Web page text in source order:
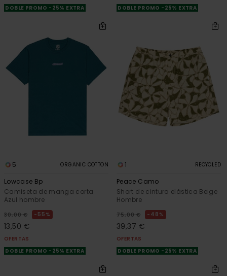
DOBLE PROMO -25% EXTRA
DOBLE PROMO -25% EXTRA
5 ORGANIC COTTON
Lowcase Bp
Camiseta de manga corta
Azul hombre
30,00 € 55%
13,50 €
OFERTAS
DOBLE PROMO -25% EXTRA
1 RECYCLED
Peace Camo
Short de cintura elástica Beige
Hombre
75,00 € 48%
39,37 €
OFERTAS
DOBLE PROMO -25% EXTRA